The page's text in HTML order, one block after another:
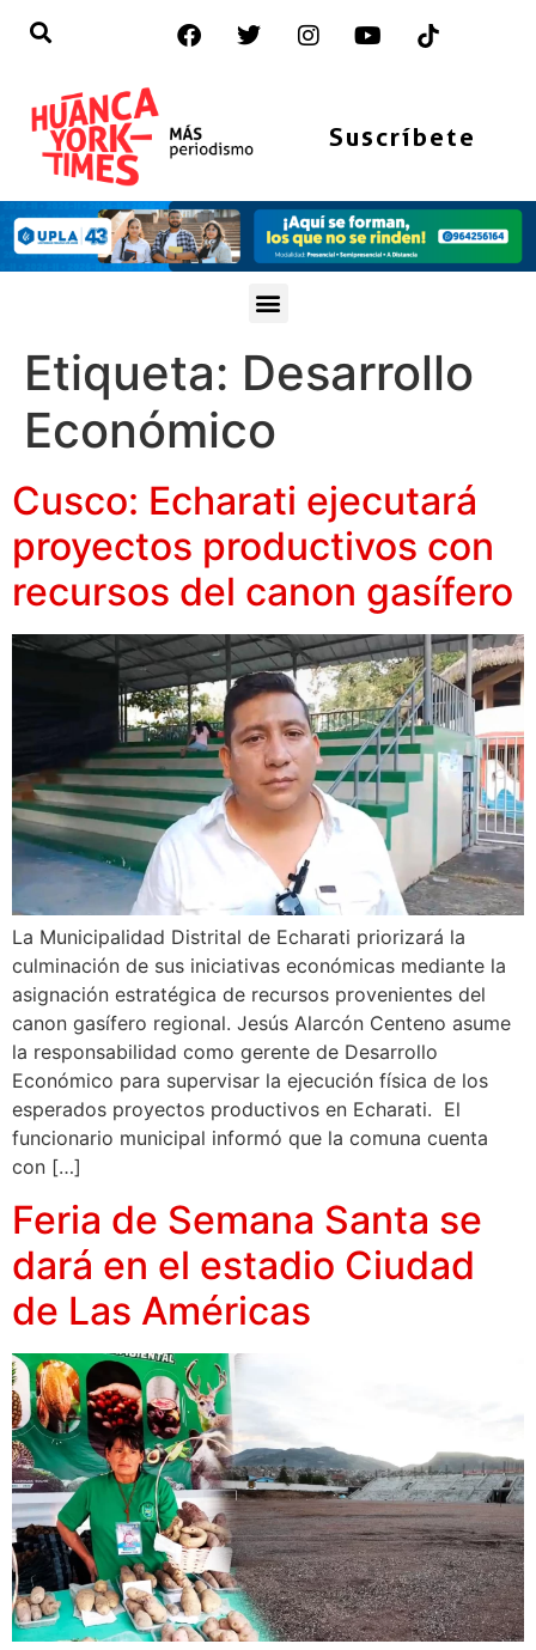
Suscríbete
Etiqueta: Desarrollo
Económico
Cusco: Echarati ejecutará
proyectos productivos con
recursos del canon gasífero
La Municipalidad Distrital de Echarati priorizará la
culminación de sus iniciativas económicas mediante la
asignación estratégica de recursos provenientes del
canon gasífero regional. Jesús Alarcón Centeno asume
la responsabilidad como gerente de Desarrollo
Económico para supervisar la ejecución física de los
esperados proyectos productivos en Echarati. El
funcionario municipal informó que la comuna cuenta
con […]
Feria de Semana Santa se
dará en el estadio Ciudad
de Las Américas